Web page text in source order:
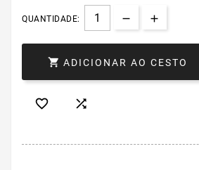
QUANTIDADE:
 ADICIONAR AO CESTO
 